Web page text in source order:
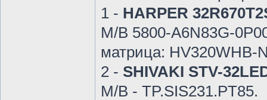
1 - HARPER
M/B 5800-А6N83G-
матрица: HV320WHB-
2 - SHIVAKI STV-
M/B - TP.SIS231.PT85.